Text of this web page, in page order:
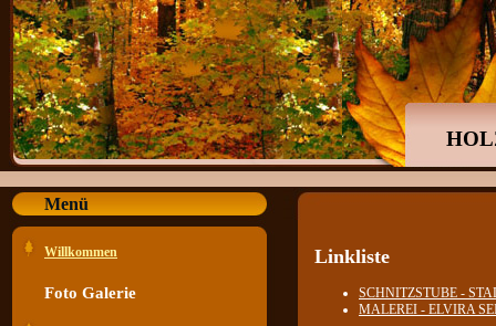
Menü
Willkommen
Foto Galerie
Linkliste
SCHNITZSTUBE -
MALEREI - ELVIRA